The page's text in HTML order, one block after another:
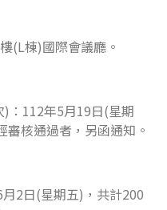
(L棟)國際會議廳。
：112年5月19日(星期
核通過者，另函通知。
2日(星期五)，共計200